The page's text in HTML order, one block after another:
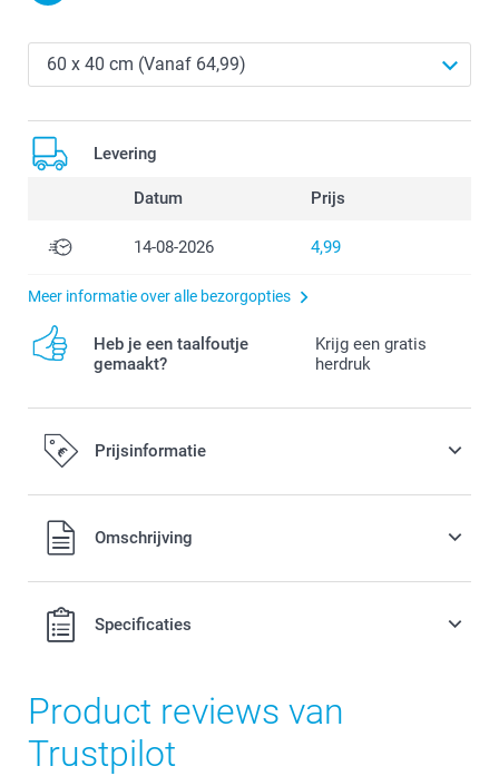
Levering
Datum Prijs
14-08-2026 4,99
Meer informatie over alle bezorgopties
Heb je een taalfoutje
gemaakt?
Krijg een gratis
herdruk
Prijsinformatie
Alle prijzen zijn in EURO (€) inclusief BTW en exclusief
verzendkosten.Omschrijving
Specificaties
Product reviews van
Trustpilot